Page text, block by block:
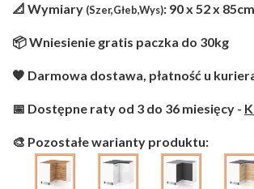
📐 Wymiary (Szer,Głeb,Wys): 90 x 52 x 85cm
📦 Wniesienie gratis paczka do 30kg
🧡 Darmowa dostawa, płatność u
📅 Dostępne raty od 3 do 36 miesięcy -
🎨 Pozostałe warianty produktu: